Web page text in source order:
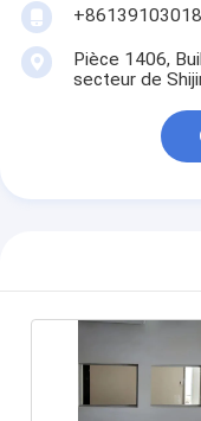
Pièce 1406,
secteur de